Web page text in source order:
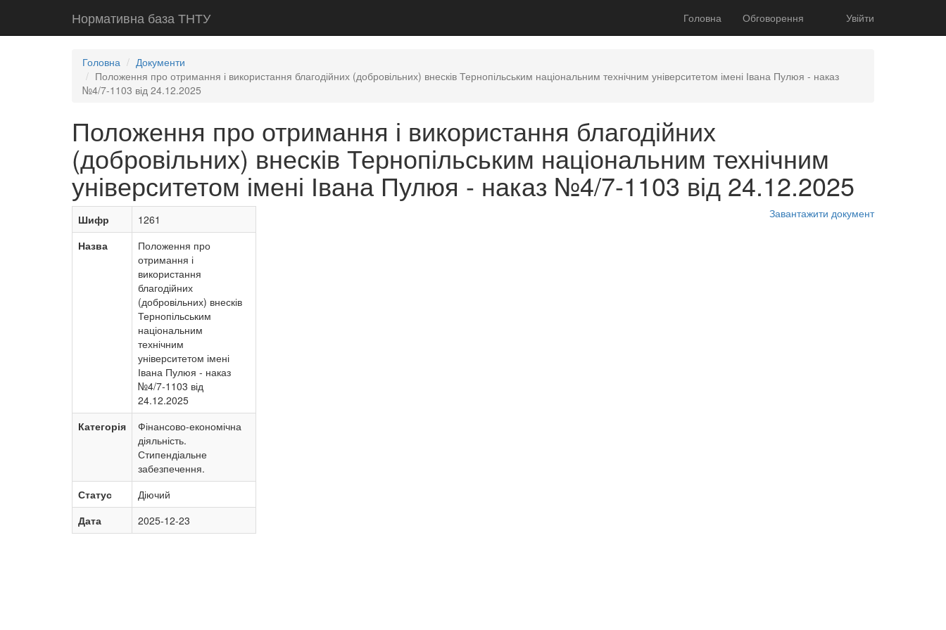
Нормативна база ТНТУ Головна Обговорення Увійти
Головна
Документи
Положення про отримання і використання благодійних (добровільних) внесків Тернопільським національним технічним університетом імені Івана Пулюя - наказ
№4/7-1103 від 24.12.2025
Положення про отримання і використання благодійних
(добровільних) внесків Тернопільським національним технічним
університетом імені Івана Пулюя - наказ №4/7-1103 від 24.12.2025
Шифр
1261
Назва
Положення про
отримання і
використання
благодійних
(добровільних) внесків
Тернопільським
національним
технічним
університетом імені
Івана Пулюя - наказ
№4/7-1103 від
24.12.2025
Категорія
Фінансово-економічна
діяльність.
Стипендіальне
забезпечення.
Статус
Діючий
Дата
2025-12-23
Завантажити документ